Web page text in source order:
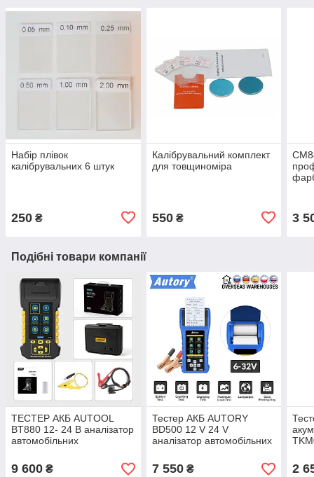
Набір плівок
калібрувальних 6 штук
250 ₴
Калібрувальний комплект
для товщиноміра
550₴ 3
Подібні товари компанії
ТЕСТЕР АКБ AUTOOL
BT880 12- 24 В аналізатор
автомобільних
9 600 ₴
Тестер АКБ AUTORY
BD500 12 V 24 V
аналізатор автомобільних
принтером)
7 550₴
акб
2